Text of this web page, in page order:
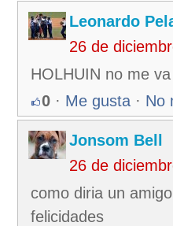
Leonardo
26 de
HOLHUIN no me
0 · Me gusta · No
Jonsom Bell
26 de
como diria un
felicidades